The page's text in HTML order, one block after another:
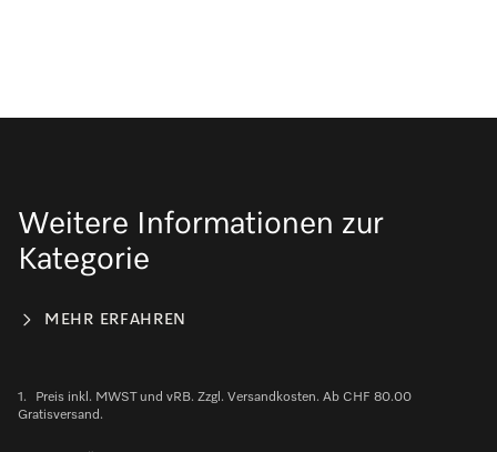
Weitere Informationen zur
Kategorie
MEHR ERFAHREN
1.
Preis inkl. MWST und vRB. Zzgl. Versandkosten. Ab CHF 80.00
Gratisversand.